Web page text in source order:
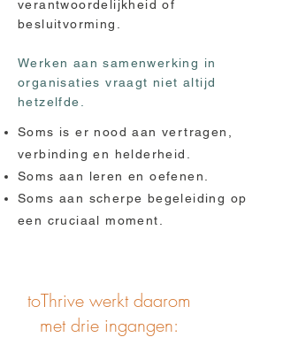
verantwoordelijkheid of
besluitvorming.
Werken aan samenwerking in
organisaties vraagt niet altijd
hetzelfde.
Soms is er nood aan vertragen,
verbinding en helderheid.
Soms aan leren en oefenen.
Soms aan scherpe begeleiding op
een cruciaal moment.
toThrive werkt daarom
met drie ingangen: